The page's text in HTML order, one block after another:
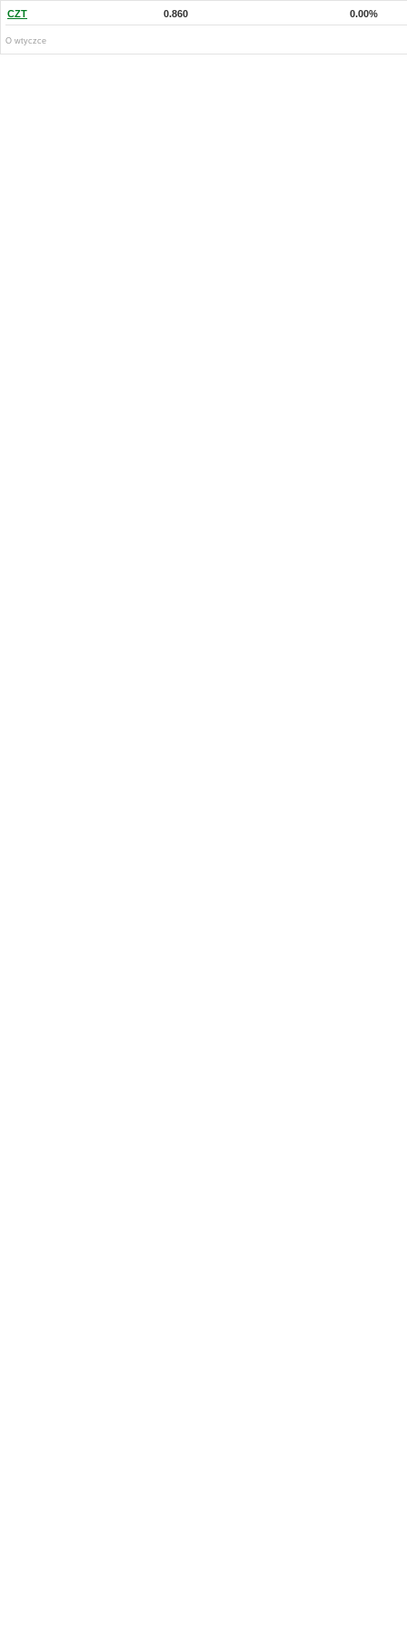
CZT 0.860 0.00%
O wtyczce